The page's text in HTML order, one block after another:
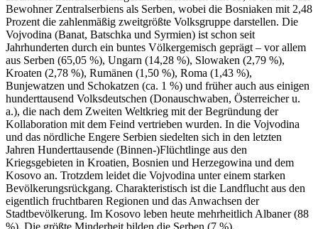
Bewohner Zentralserbiens als Serben, wobei die Bosniaken mit 2,48
Prozent die zahlenmäßig zweitgrößte Volksgruppe darstellen. Die
Vojvodina (Banat, Batschka und Syrmien) ist schon seit
Jahrhunderten durch ein buntes Völkergemisch geprägt – vor allem
aus Serben (65,05 %), Ungarn (14,28 %), Slowaken (2,79 %),
Kroaten (2,78 %), Rumänen (1,50 %), Roma (1,43 %),
Bunjewatzen und Schokatzen (ca. 1 %) und früher auch aus einigen
hunderttausend Volksdeutschen (Donauschwaben, Österreicher u.
a.), die nach dem Zweiten Weltkrieg mit der Begründung der
Kollaboration mit dem Feind vertrieben wurden. In die Vojvodina
und das nördliche Engere Serbien siedelten sich in den letzten
Jahren Hunderttausende (Binnen-)Flüchtlinge aus den
Kriegsgebieten in Kroatien, Bosnien und Herzegowina und dem
Kosovo an. Trotzdem leidet die Vojvodina unter einem starken
Bevölkerungsrückgang. Charakteristisch ist die Landflucht aus den
eigentlich fruchtbaren Regionen und das Anwachsen der
Stadtbevölkerung. Im Kosovo leben heute mehrheitlich Albaner (88